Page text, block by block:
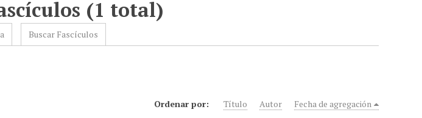
(1 total)
Buscar Fascículos
Ordenar por: Título Autor Fecha de agregación